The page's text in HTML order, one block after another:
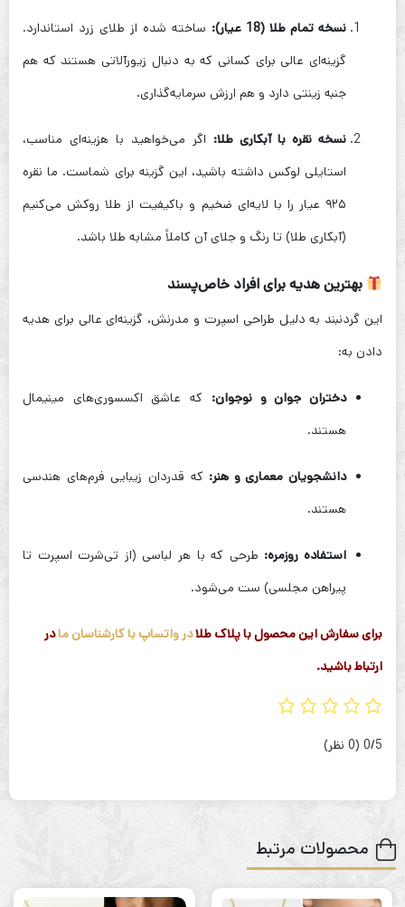
نسخه تمام طلا (18 عیار):
ساخته شده از طلای زرد استاندارد.
گزینه‌ای عالی برای کسانی که به دنبال زیورآلاتی هستند که هم
جنبه زینتی دارد و هم ارزش سرمایه‌گذاری.
نسخه نقره با آبکاری طلا: اگر می‌خواهید با هزینه‌ای مناسب،
استایلی لوکس داشته باشید، این گزینه برای شماست. ما نقره
۹۲۵ عیار را با لایه‌ای ضخیم و باکیفیت از طلا روکش می‌کنیم
(آبکاری طلا) تا رنگ و جلای آن کاملاً مشابه طلا باشد.
بهترین هدیه برای افراد خاص‌پسند
این گردنبند به دلیل طراحی اسپرت و مدرنش، گزینه‌ای عالی برای هدیه
دادن به:
دختران جوان و نوجوان: که عاشق اکسسوری‌های مینیمال
هستند.
دانشجویان معماری و هنر: که قدردان زیبایی فرم‌های هندسی
هستند.
استفاده روزمره: طرحی که با هر لباسی (از تی‌شرت اسپرت تا
پیراهن مجلسی) ست می‌شود.
برای سفارش این محصول با پلاک طلادر واتساپ با کارشناسان مادر
ارتباط باشید.
‫0/5 ‫(0 نظر)
محصولات مرتبط